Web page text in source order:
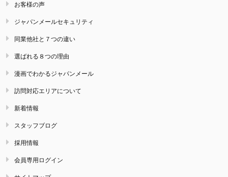
お客様の声
ジャパンメールセキュリティ
同業他社と７つの違い
選ばれる８つの理由
漫画でわかるジャパンメール
訪問対応エリアについて
新着情報
スタッフブログ
採用情報
会員専用ログイン